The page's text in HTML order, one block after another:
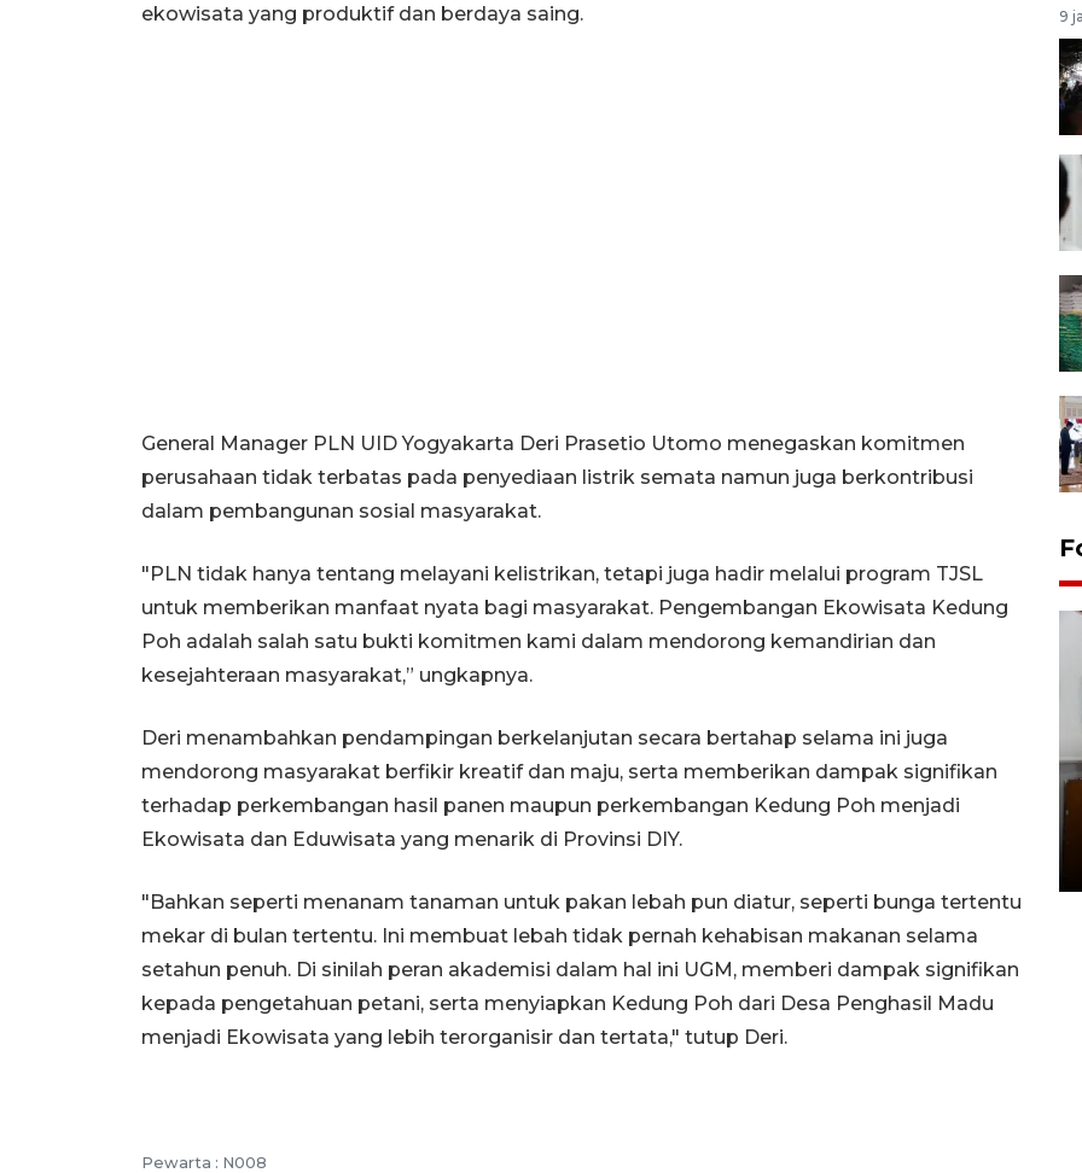
ekowisata yang produktif dan berdaya saing.
General Manager PLN UID Yogyakarta Deri Prasetio Utomo menegaskan komitmen
perusahaan tidak terbatas pada penyediaan listrik semata namun juga berkontribusi
dalam pembangunan sosial masyarakat.
"PLN tidak hanya tentang melayani kelistrikan, tetapi juga hadir melalui program TJSL
untuk memberikan manfaat nyata bagi masyarakat. Pengembangan Ekowisata Kedung
Poh adalah salah satu bukti komitmen kami dalam mendorong kemandirian dan
kesejahteraan masyarakat,” ungkapnya.
Deri menambahkan pendampingan berkelanjutan secara bertahap selama ini juga
mendorong masyarakat berfikir kreatif dan maju, serta memberikan dampak signifikan
terhadap perkembangan hasil panen maupun perkembangan Kedung Poh menjadi
Ekowisata dan Eduwisata yang menarik di Provinsi DIY.
"Bahkan seperti menanam tanaman untuk pakan lebah pun diatur, seperti bunga tertentu
mekar di bulan tertentu. Ini membuat lebah tidak pernah kehabisan makanan selama
setahun penuh. Di sinilah peran akademisi dalam hal ini UGM, memberi dampak signifikan
kepada pengetahuan petani, serta menyiapkan Kedung Poh dari Desa Penghasil Madu
menjadi Ekowisata yang lebih terorganisir dan tertata," tutup Deri.
Pewarta : N008
9
Pemakaman maestro seni
rupa Nasirun